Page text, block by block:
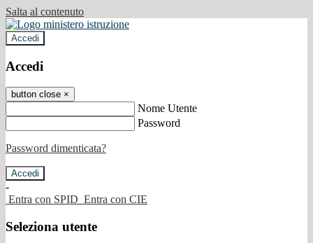
Salta al contenuto
Accedi
Accedi
button close ×
Nome Utente
Password
Password dimenticata?
-
Entra con SPID Entra con CIE
Seleziona utente